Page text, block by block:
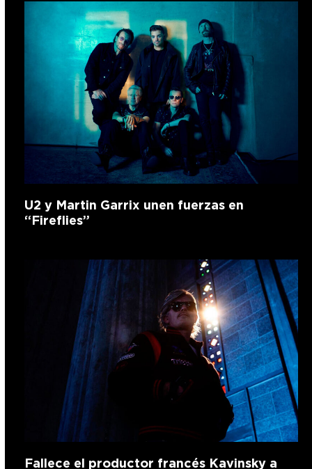
U2 y Martin Garrix unen fuerzas en
“Fireflies”
Fallece el productor francés Kavinsky a